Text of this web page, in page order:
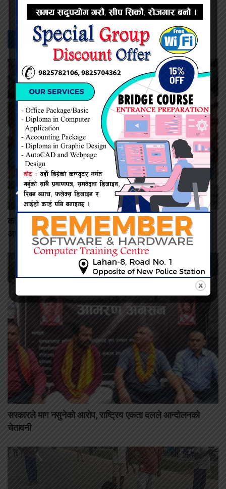
सम्बन्धित -समाचार
कमिशन नदिँदा दुःख दिइयो’ भन्ने सहकारी सञ्चालकको आरोप, वडा
अध्यक्षद्वारा अस्वीकार
सरकारले माग नसुनेको आरोप, राष्ट्रिय एकता दलले आन्दोलनको
चेतावनी